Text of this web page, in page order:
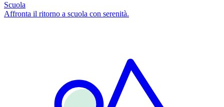
Scuola
Affronta il ritorno a scuola con serenità.